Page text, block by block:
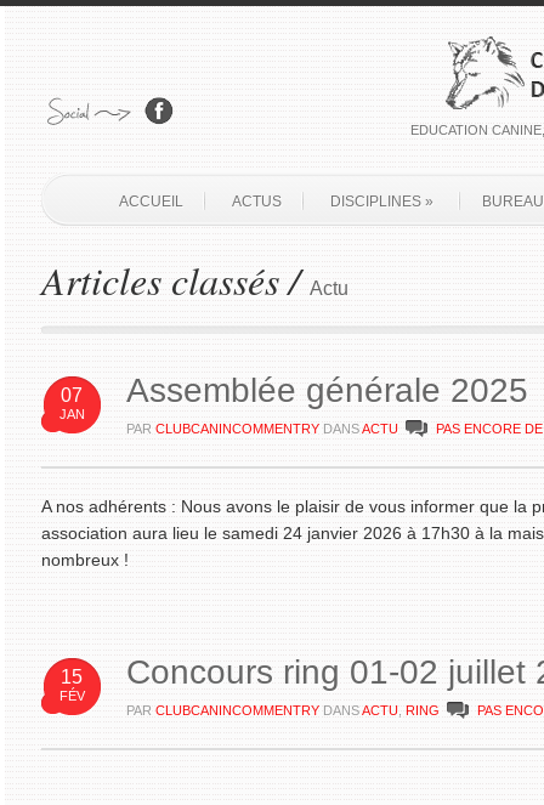
EDUCATION
ACCUEIL ACTUS DISCIPLINES» BUREAU
Articles classés / Actu
07
JAN
Assemblée générale 2025
PAR CLUBCANINCOMMENTRY DANSACTU PAS ENCORE
A nos adhérents : Nous avons le plaisir de vous informer que la
association aura lieu le samedi 24 janvier 2026 à 17h30 à la
nombreux !
15
FÉV
Concours ring 01-02 juillet
PAR CLUBCANINCOMMENTRY DANSACTU RING PAS